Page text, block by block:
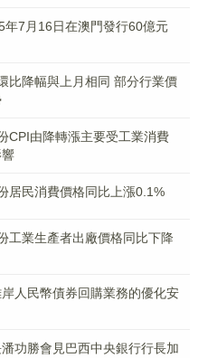
年7月16日在澳門發行60億元
比降幅與上月相同 部分行業價
CPI由降轉漲主要受工業消費
居民消費價格同比上漲0.1%
工業生產者出廠價格同比下降
人民幣債券回購業務的優化安
功勝會見巴西中央銀行行長加